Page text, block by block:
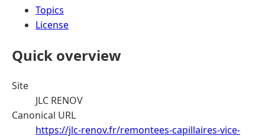
Topics
License
Quick overview
Site
JLC RENOV
Canonical URL
https://jlc-renov.fr/remontees-capillaires-vice-